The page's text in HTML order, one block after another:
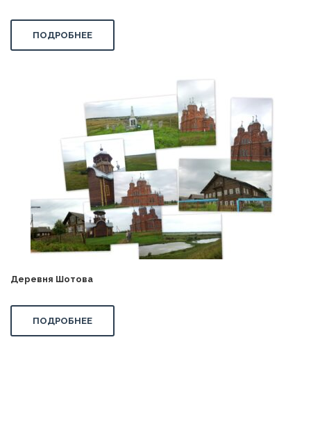
ПОДРОБНЕЕ
Деревня Шотова
ПОДРОБНЕЕ